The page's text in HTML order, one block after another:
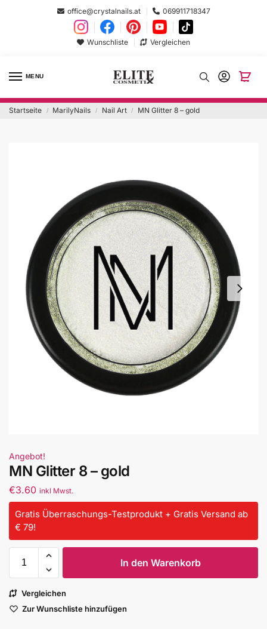
office@crystalnails.at 069911718347
Wunschliste Vergleichen
MENU
Startseite / MarilyNails / Nail Art / MN Glitter 8 – gold
Angebot!
MN Glitter 8 – gold
€3.60 inkl Mwst.
Gratis Überraschungs-Testprodukt + Gratis Versand ab
€ 79!
In den Warenkorb
Vergleichen
Zur Wunschliste hinzufügen